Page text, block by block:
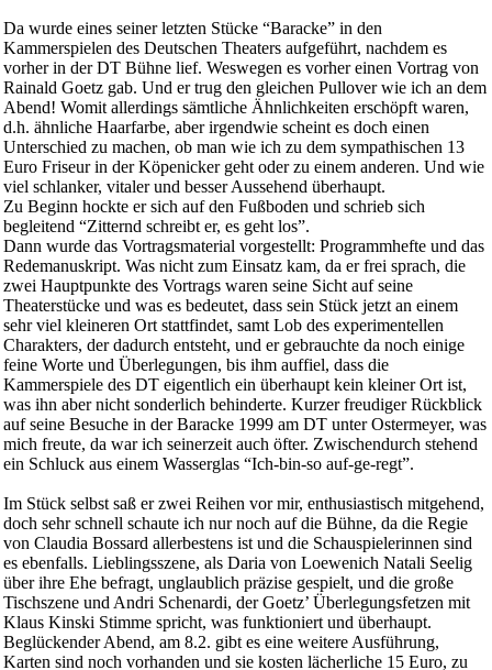
Da wurde eines seiner letzten Stücke “Baracke” in den
Kammerspielen des Deutschen Theaters aufgeführt, nachdem es
vorher in der DT Bühne lief. Weswegen es vorher einen Vortrag von
Rainald Goetz gab. Und er trug den gleichen Pullover wie ich an dem
Abend! Womit allerdings sämtliche Ähnlichkeiten erschöpft waren,
d.h. ähnliche Haarfarbe, aber irgendwie scheint es doch einen
Unterschied zu machen, ob man wie ich zu dem sympathischen 13
Euro Friseur in der Köpenicker geht oder zu einem anderen. Und wie
viel schlanker, vitaler und besser Aussehend überhaupt.
Zu Beginn hockte er sich auf den Fußboden und schrieb sich
begleitend “Zitternd schreibt er, es geht los”.
Dann wurde das Vortragsmaterial vorgestellt: Programmhefte und das
Redemanuskript. Was nicht zum Einsatz kam, da er frei sprach, die
zwei Hauptpunkte des Vortrags waren seine Sicht auf seine
Theaterstücke und was es bedeutet, dass sein Stück jetzt an einem
sehr viel kleineren Ort stattfindet, samt Lob des experimentellen
Charakters, der dadurch entsteht, und er gebrauchte da noch einige
feine Worte und Überlegungen, bis ihm auffiel, dass die
Kammerspiele des DT eigentlich ein überhaupt kein kleiner Ort ist,
was ihn aber nicht sonderlich behinderte. Kurzer freudiger Rückblick
auf seine Besuche in der Baracke 1999 am DT unter Ostermeyer, was
mich freute, da war ich seinerzeit auch öfter. Zwischendurch stehend
ein Schluck aus einem Wasserglas “Ich-bin-so auf-ge-regt”.
Im Stück selbst saß er zwei Reihen vor mir, enthusiastisch mitgehend,
doch sehr schnell schaute ich nur noch auf die Bühne, da die Regie
von Claudia Bossard allerbestens ist und die Schauspielerinnen sind
es ebenfalls. Lieblingsszene, als Daria von Loewenich Natali Seelig
über ihre Ehe befragt, unglaublich präzise gespielt, und die große
Tischszene und Andri Schenardi, der Goetz’ Überlegungsfetzen mit
Klaus Kinski Stimme spricht, was funktioniert und überhaupt.
Beglückender Abend, am 8.2. gibt es eine weitere Ausführung,
Karten sind noch vorhanden und sie kosten lächerliche 15 Euro, zu